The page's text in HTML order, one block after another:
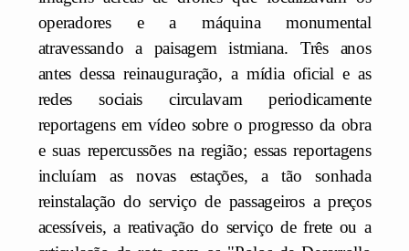
operadores e a máquina monumental
atravessando a paisagem istmiana. Três anos
antes dessa reinauguração, a mídia oficial e as
redes sociais circulavam periodicamente
reportagens em vídeo sobre o progresso da obra
e suas repercussões na região; essas reportagens
incluíam as novas estações, a tão sonhada
reinstalação do serviço de passageiros a preços
acessíveis, a reativação do serviço de frete ou a